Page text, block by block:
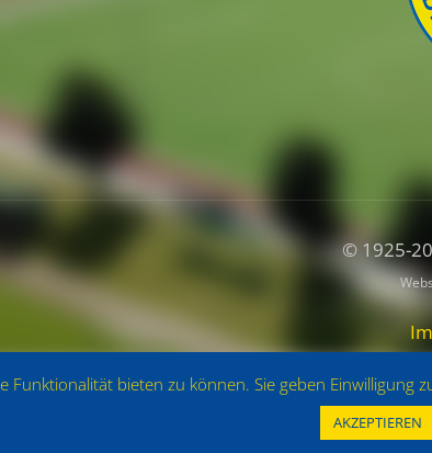
© 1925-
Funktionalität bieten zu können. Sie geben Einwilligung
AKZEPTIEREN